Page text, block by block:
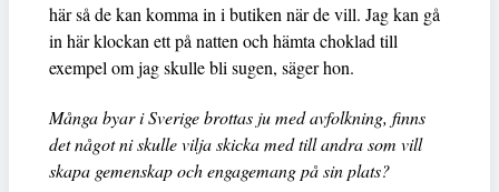
här så de kan komma in i butiken när de vill. Jag kan gå
in här klockan ett på natten och hämta choklad till
exempel om jag skulle bli sugen, säger hon.
Många byar i Sverige brottas ju med avfolkning, finns
det något ni skulle vilja skicka med till andra som vill
skapa gemenskap och engagemang på sin plats?